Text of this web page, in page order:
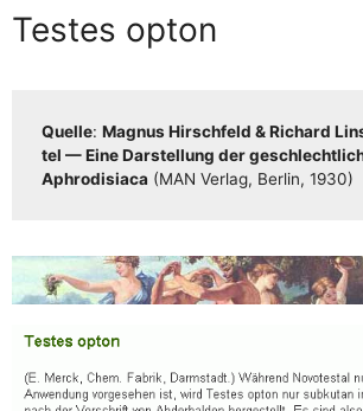
Testes opton
Quel­le: Magnus Hirsch­feld & Richard
tel — Eine Dar­stel­lung der
Aphro­di­sia­ca (MAN Ver­lag, Ber­lin, 1930)